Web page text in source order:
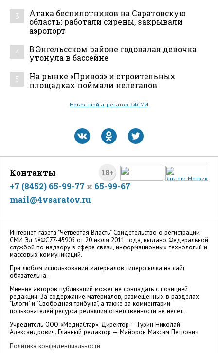
3
Атака беспилотников на Саратовскую
область: работали сирены, закрывали
аэропорт
4
В Энгельсском районе годовалая девочка
утонула в бассейне
5
На рынке «Привоз» и строительных
площадках поймали нелегалов
Новостной агрегатор 24СМИ
18+
Контакты
+7 (8452) 65-99-77 и 65-99-67
mail@4vsaratov.ru
Интернет-газета "Четвертая Власть" Cвидетельство о регистрации
СМИ Эл №ФС77-45905 от 20 июля 2011 года, выдано Федеральной
службой по надзору в сфере связи, информационных технологий и
массовых коммуникаций.
При любом использовании материалов гиперссылка на сайт
обязательна.
Мнение авторов публикаций может не совпадать с позицией
редакции. За содержание материалов, размещенных в разделах
"Блоги" и "Свободная трибуна", а также за комментарии
пользователей ресурса редакция ответственности не несет.
Учредитель ООО «МедиаСтар». Директор — Гурин Николай
Александрович. Главный редактор — Майоров Максим Петрович
Политика конфиденциальности